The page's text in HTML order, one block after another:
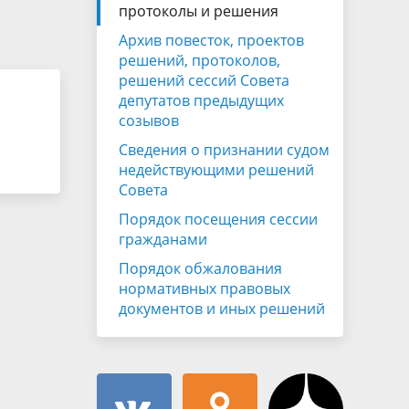
Муниципальная служба
Объявления
имущественного характера
Информационные материалы
протоколы и решения
Архив повесток, проектов
решений, протоколов,
решений сессий Совета
депутатов предыдущих
созывов
Сведения о признании судом
недействующими решений
Совета
Порядок посещения сессии
гражданами
Порядок обжалования
нормативных правовых
документов и иных решений